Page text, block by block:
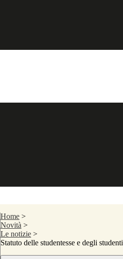
Home >
Novità >
Le notizie >
Statuto delle studentesse e degli studenti